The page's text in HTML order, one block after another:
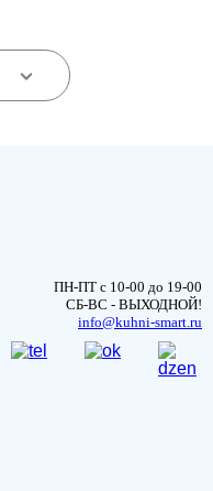
ПН-ПТ с 10-00 до 19-00
СБ-ВС - ВЫХОДНОЙ!
info@kuhni-smart.ru